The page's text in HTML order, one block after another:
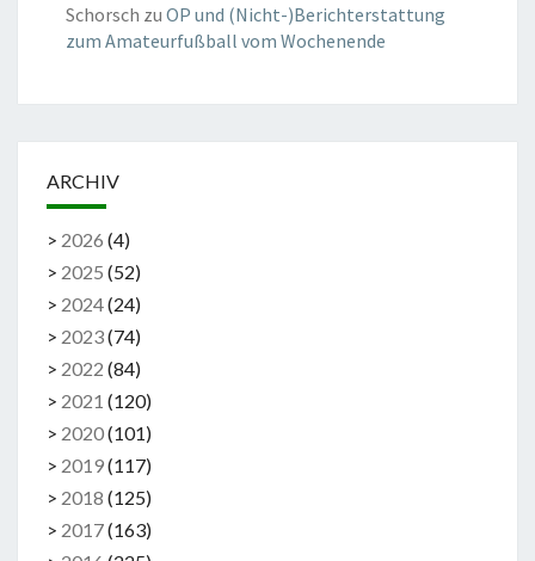
Schorsch zu OP und (Nicht-)Berichterstattung
zum Amateurfußball vom Wochenende
ARCHIV
> 2026 (4)
> 2025 (52)
> 2024(24)
> 2023(74)
> 2022 (84)
> 2021 (120)
> 2020(101)
> 2019(117)
> 2018 (125)
> 2017(163)